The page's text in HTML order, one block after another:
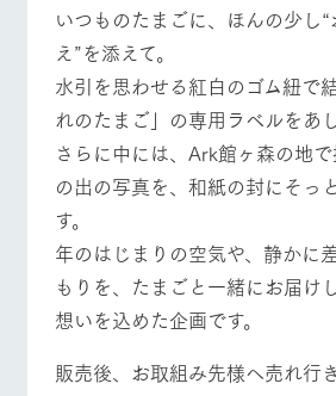
営業時
間・料金
交通アク
セス
よくいた
だく質問
団体のお
客様へ
ペットを
お連れの
お問い合
季節の移り変わ
りを存分に味わ
う
森の雄大
レストラ
ン
牧場の生産品を
い、ビュッフェ
スタイルで提供
シ
／
物
め、牧場
品を取り
店舗
周遊バス
ブログ
お問い合わせ・資料請求
生産品カタログ・資料DL
English (Google Translate)
ネットショップ
動物とふれあう アクティビティ/体験
牧場マップを見る 周遊バス
いつものたまごに、ほんの少し
え”を添えて。
水引を思わせる紅白のゴム紐で
れのたまご」の専用ラベルをあ
さらに中には、Ark館ヶ森の地
の出の写真を、和紙の封にそっ
す。
年のはじまりの空気や、静かに
もりを、たまごと一緒にお届
想いを込めた企画です。
販売後、お取組み先様へ売れ行